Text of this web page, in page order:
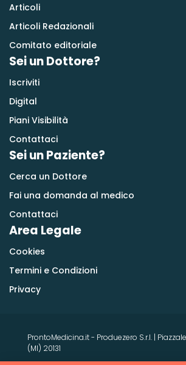
Articoli
Articoli Redazionali
Comitato editoriale
Sei un Dottore?
Iscriviti
Digital
Piani Visibilità
Contattaci
Sei un Paziente?
Cerca un Dottore
Fai una domanda al medico
Contattaci
Area Legale
Cookies
Termini e Condizioni
Privacy
ProntoMedicina.it - Produezero S.r.l. |
(MI) 20131